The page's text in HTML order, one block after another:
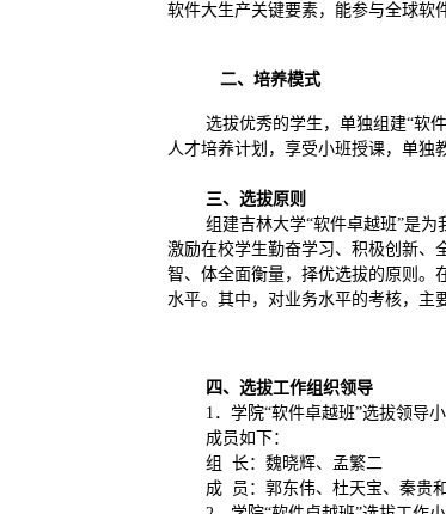
软件大生产关键要素，能参与全球软
二、培养模式
选拔优秀的学生，单独组建“软
人才培养计划，享受小班授课，单独
三、选拔原则
组建吉林大学“软件卓越班”是为
激励在校学生勤奋学习、积极创新、
智、体全面衡量，择优选拔的原则。
水平。其中，对业务水平的考核，主
四、选拔工作组织领导
1 ．学院“软件卓越班”选拔领导
成员如下：
组
长：魏晓辉、孟繁二
成
员：郭东伟、杜天宝、秦贵和